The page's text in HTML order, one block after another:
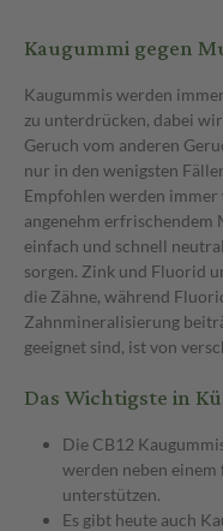
Kaugummi gegen
Kaugummis werden
zu unterdrücken, dabei
Geruch vom anderen
nur in den wenigsten
Empfohlen werden
angenehm erfrischendem
einfach und schnell
sorgen. Zink und Fluorid
die Zähne, während
Zahnmineralisierung
geeignet sind, ist von
Das Wichtigste in
Die CB12
werden neben
unterstützen.
Es gibt heute auch